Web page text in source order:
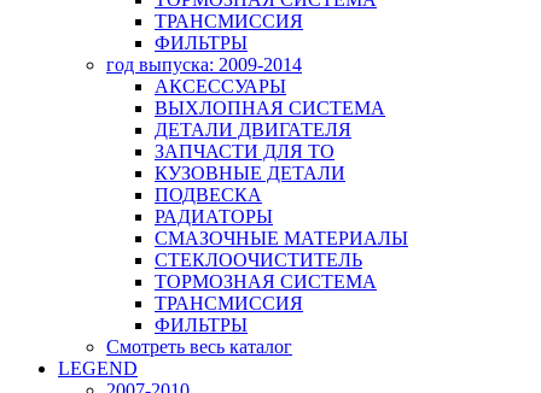
ТРАНСМИССИЯ
ФИЛЬТРЫ
год выпуска: 2009-2014
АКСЕССУАРЫ
ВЫХЛОПНАЯ СИСТЕМА
ДЕТАЛИ ДВИГАТЕЛЯ
ЗАПЧАСТИ ДЛЯ ТО
КУЗОВНЫЕ ДЕТАЛИ
ПОДВЕСКА
РАДИАТОРЫ
СМАЗОЧНЫЕ МАТЕРИАЛЫ
СТЕКЛООЧИСТИТЕЛЬ
ТОРМОЗНАЯ СИСТЕМА
ТРАНСМИССИЯ
ФИЛЬТРЫ
Смотреть весь каталог
LEGEND